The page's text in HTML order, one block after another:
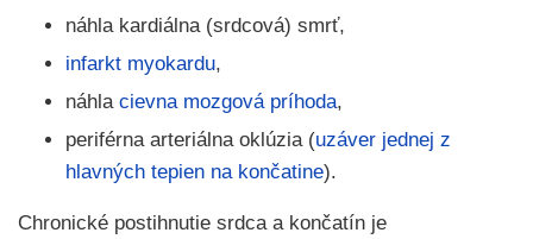
náhla kardiálna (srdcová) smrť,
infarkt myokardu,
náhla cievna mozgová príhoda,
periférna arteriálna oklúzia (uzáver jednej z
hlavných tepien na končatine).
Chronické postihnutie srdca a končatín je